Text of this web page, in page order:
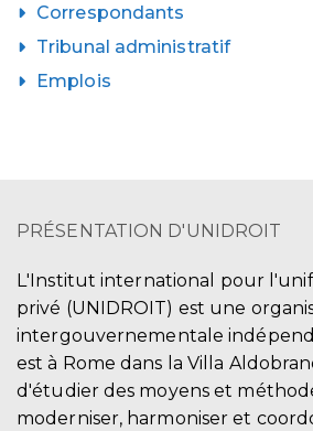
Correspondants
Tribunal administratif
Emplois
PRÉSENTATION D'UNIDROIT
L'Institut international pour
privé (UNIDROIT) est une
intergouvernementale
est à Rome dans la Villa
d'étudier des moyens et
moderniser, harmoniser et